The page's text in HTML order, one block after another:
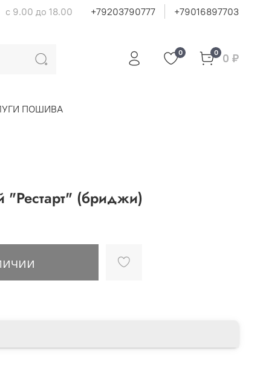
с 9.00 до 18.00 +79203790777 +79016897703
0 0 0 ₽
ПОШИВА
"Рестарт" (бриджи)